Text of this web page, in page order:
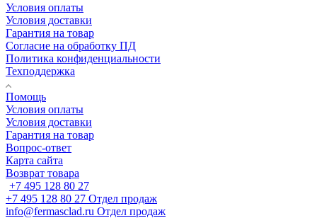
Условия оплаты
Условия доставки
Гарантия на товар
Согласие на обработку ПД
Политика конфиденциальности
Техподдержка
Помощь
Условия оплаты
Условия доставки
Гарантия на товар
Вопрос-ответ
Карта сайта
Возврат товара
+7 495 128 80 27
+7 495 128 80 27 Отдел продаж
info@fermasclad.ru Отдел продаж